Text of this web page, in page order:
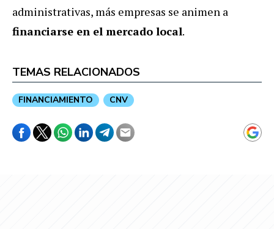
administrativas, más empresas se animen a
financiarse en el mercado local.
TEMAS RELACIONADOS
FINANCIAMIENTO CNV